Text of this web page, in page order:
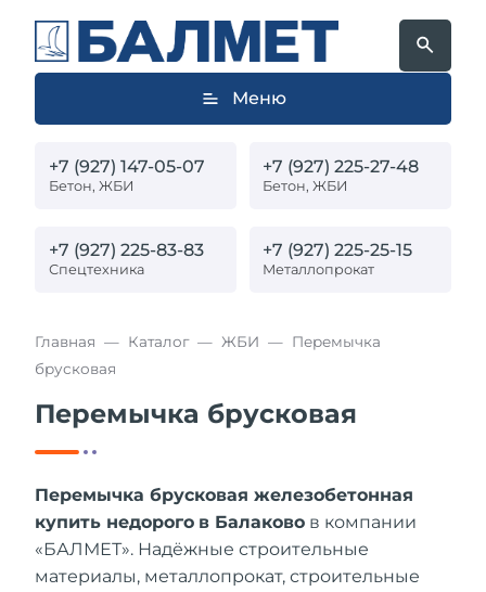
Меню
+7 (927) 147-05-07
Бетон, ЖБИ
+7 (927) 225-27-48
Бетон, ЖБИ
+7 (927) 225-83-83
Спецтехника
+7 (927) 225-25-15
Металлопрокат
Главная Каталог ЖБИ
Перемычка
брусковая
Перемычка брусковая
Перемычка брусковая железобетонная
купить недорого в Балаково в компании
«БАЛМЕТ». Надёжные строительные
материалы, металлопрокат, строительные